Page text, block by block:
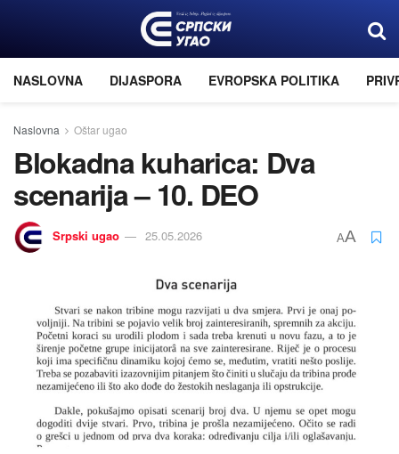
NASLOVNA DIJASPORA EVROPSKA POLITIKA
Naslovna Oštar ugao
Blokadna kuharica: Dva
scenarija – 10. DEO
Srpski ugao 25.05.2026 AA